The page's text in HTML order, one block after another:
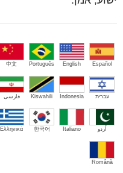
Español
English
Português
中文
עברית Indonesia
Kiswahili فارسی
اُردو Italiano
한국어
Ελληνικά
Română